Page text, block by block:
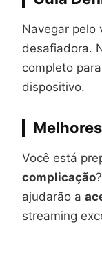
Navegar pelo
desafiadora.
completo
dispositivo.
Você está
complicação
ajudarão a
streaming